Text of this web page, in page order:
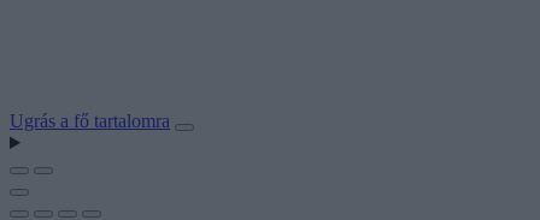
Ugrás a fő tartalomra